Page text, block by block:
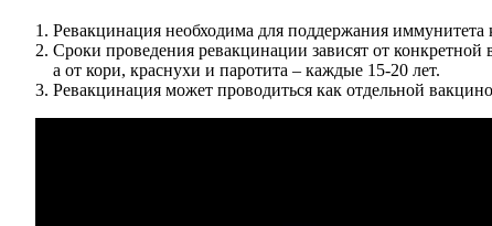
Ревакцинация необходима для поддержания
Сроки проведения ревакцинации зависят от
а от кори, краснухи и паротита – каждые 15-20 лет.
Ревакцинация может проводиться как отдельной